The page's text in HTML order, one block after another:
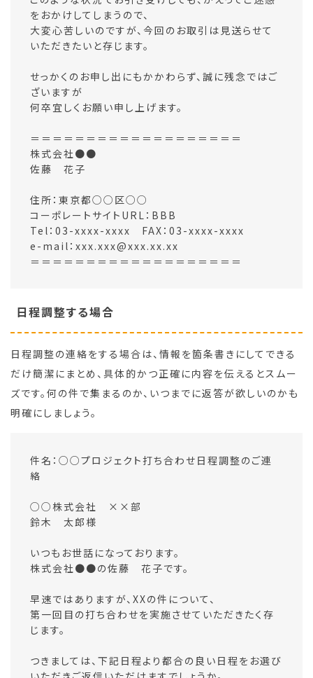
をおかけしてしまうので、
大変心苦しいのですが、今回のお取引は見送らせて
いただきたいと存じます。
せっかくのお申し出にもかかわらず、誠に残念ではご
ざいますが
何卒宜しくお願い申し上げます。
＝＝＝＝＝＝＝＝＝＝＝＝＝＝＝＝＝＝＝
株式会社●●
佐藤 花子
住所：東京都○○区○○
コーポレートサイトURL：BBB
Tel：03-xxxx-xxxx FAX：03-xxxx-xxxx
e-mail：xxx.xxx@xxx.xx.xx
＝＝＝＝＝＝＝＝＝＝＝＝＝＝＝＝＝＝＝
日程調整する場合
日程調整の連絡をする場合は、情報を箇条書きにしてできる
だけ簡潔にまとめ、具体的かつ正確に内容を伝えるとスムー
ズです。何の件で集まるのか、いつまでに返答が欲しいのかも
明確にしましょう。
件名：○○プロジェクト打ち合わせ日程調整のご連
絡
○○株式会社 ××部
鈴木 太郎様
いつもお世話になっております。
株式会社●●の佐藤 花子です。
早速ではありますが、XXの件について、
第一回目の打ち合わせを実施させていただきたく存
じます。
つきましては、下記日程より都合の良い日程をお選び